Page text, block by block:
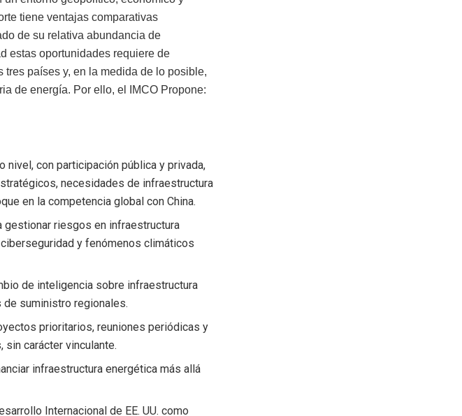
tiene ventajas comparativas
de su relativa abundancia de
estas oportunidades requiere de
países y, en la medida de lo posible,
de energía. Por ello, el IMCO Propone:
nivel, con participación pública y privada,
necesidades de infraestructura
en la competencia global con China.
gestionar riesgos en infraestructura
y fenómenos climáticos
de inteligencia sobre infraestructura
suministro regionales.
prioritarios, reuniones periódicas y
carácter vinculante.
infraestructura energética más allá
Internacional de EE. UU. como